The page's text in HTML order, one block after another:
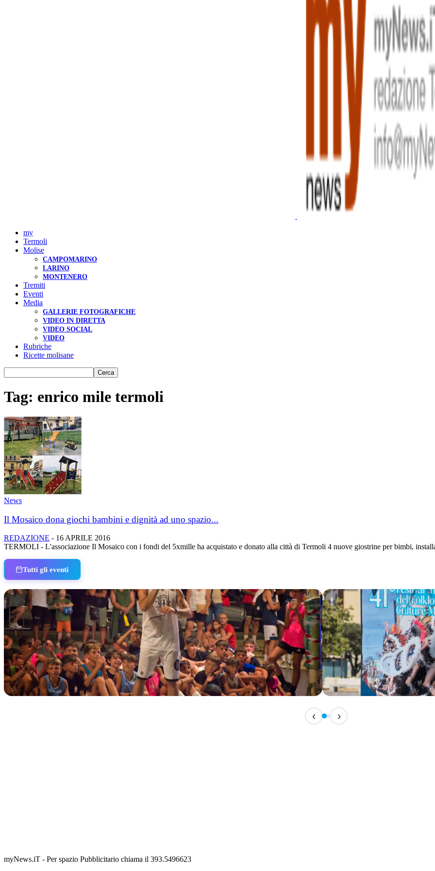
my
Termoli
Molise
CAMPOMARINO
LARINO
MONTENERO
Tremiti
Eventi
Media
GALLERIE FOTOGRAFICHE
VIDEO IN DIRETTA
VIDEO SOCIAL
VIDEO
Rubriche
Ricette molisane
Tag: enrico mile termoli
News
Il Mosaico dona giochi bambini e dignità ad uno spazio...
REDAZIONE - 16 APRILE 2016
TERMOLI - L'associazione Il Mosaico con i fondi del 5xmille ha acquistato e donato alla città di Termoli 4 nuove giostrine per bimbi,
Tutti gli eventi
IN ARRIVO
Festival Internazionale del
‹ ›
myNews.iT - Per spazio Pubblicitario chiama il 393.5496623